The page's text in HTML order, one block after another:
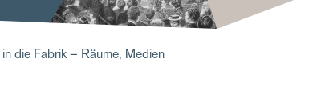
die Fabrik – Räume, Medien